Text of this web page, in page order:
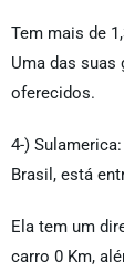
Tem mais de
Uma das suas
oferecidos.
4-)
Brasil, está
Ela tem um
carro 0 Km,